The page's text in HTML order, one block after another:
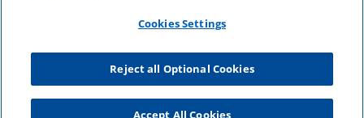
Cookies Settings
Reject all Optional Cookies
Accept All Cookies